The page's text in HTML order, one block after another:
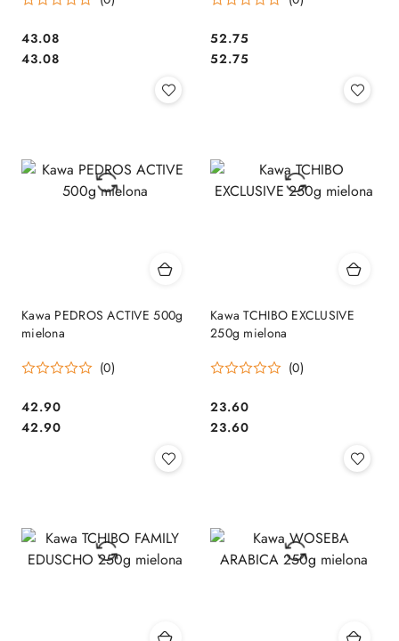
Cena:
43.08
Cena:
43.08
Cena:
52.75
Cena:
52.75
Kawa PEDROS ACTIVE 500g
mielona
(0)
Cena:
42.90
Cena:
42.90
Kawa TCHIBO EXCLUSIVE
250g mielona
(0)
Cena:
23.60
Cena:
23.60